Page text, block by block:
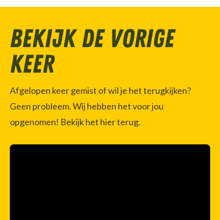
Bekijk de vorige
keer
Afgelopen keer gemist of wil je het terugkijken?
Geen probleem. Wij hebben het voor jou
opgenomen! Bekijk het hier terug.